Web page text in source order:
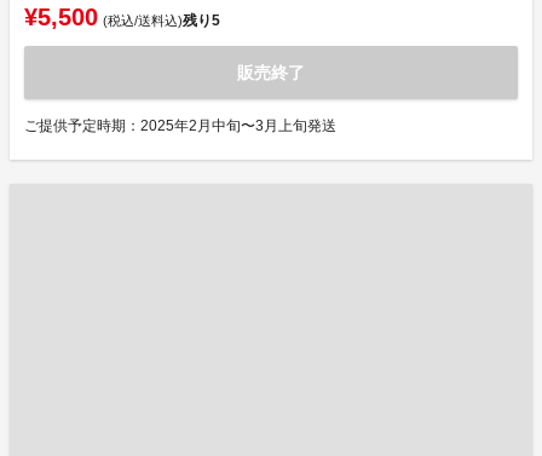
¥5,500 (税込/送料込)残り5
販売終了
ご提供予定時期：2025年2月中旬〜3月上旬発送